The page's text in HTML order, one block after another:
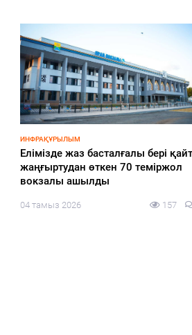
ИНФРАҚҰРЫЛЫМ
Елімізде жаз басталғалы бері
жаңғыртудан өткен 70 теміржол
вокзалы ашылды
04 тамыз 2026 157